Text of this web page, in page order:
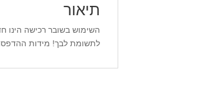
תיאור
השימוש בשובר רכישה הינו
לתשומת לבך! מידות